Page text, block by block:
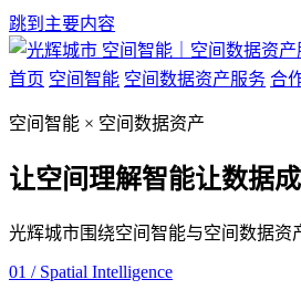
跳到主要内容
空间智能｜空间数据资产
首页 空间智能 空间数据资产服务 合
空间智能 × 空间数据资产
让空间理解智能让数据
光辉城市围绕空间智能与空间数据资
01 / Spatial Intelligence